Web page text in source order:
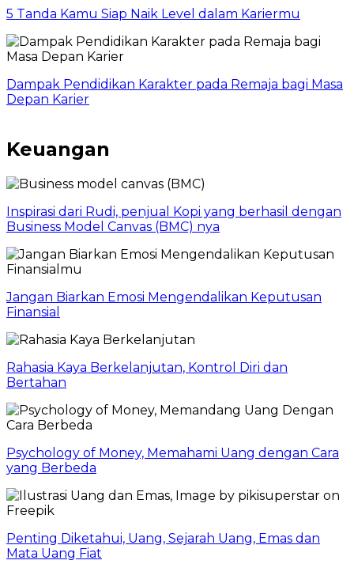
5 Tanda Kamu Siap Naik Level dalam Kariermu
Dampak Pendidikan Karakter pada Remaja bagi Masa
Depan Karier
Keuangan
Inspirasi dari Rudi, penjual Kopi yang berhasil dengan
Business Model Canvas (BMC) nya
Jangan Biarkan Emosi Mengendalikan Keputusan
Finansial
Rahasia Kaya Berkelanjutan, Kontrol Diri dan
Bertahan
Psychology of Money, Memahami Uang dengan Cara
yang Berbeda
Penting Diketahui, Uang, Sejarah Uang, Emas dan
Mata Uang Fiat